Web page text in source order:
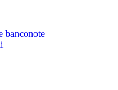
banconote